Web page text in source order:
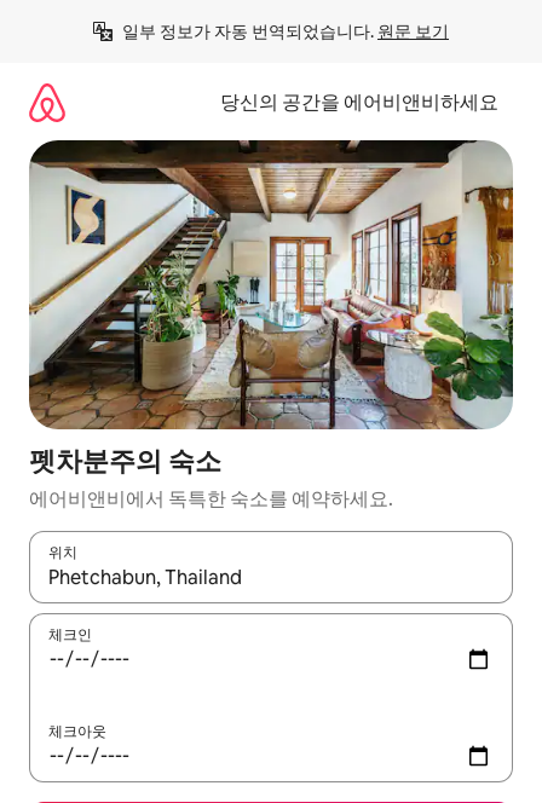
일부 정보가 자동 번역되었습니다. 원문 보기
당신의 공간을 에어비앤비하세요
펫차분주의 숙소
에어비앤비에서 독특한 숙소를 예약하세요.
위치
결과가 나오면 위·아래 화살표 키를 사용하거나 터치 또는 스와이
체크인
체크아웃